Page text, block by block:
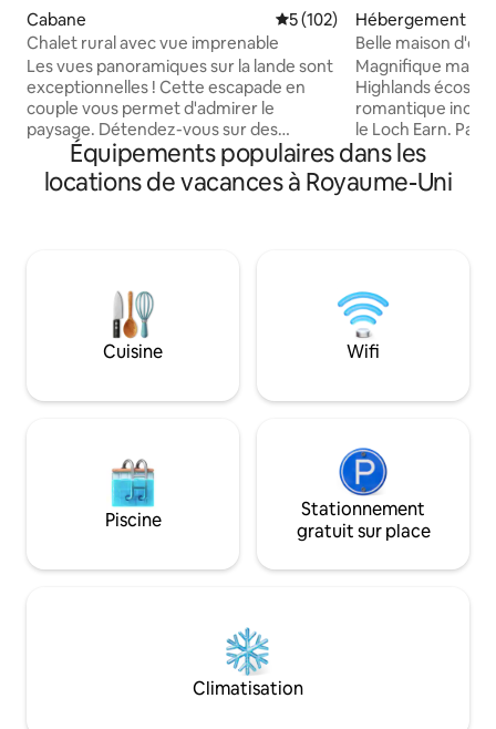
Cabane Évaluation moyenne sur la
5 (102)
Chalet rural avec vue imprenable
Les vues panoramiques sur la lande sont
exceptionnelles ! Cette escapade en
couple vous permet d'admirer le
paysage. Détendez-vous sur des
canapés confortables en regardant par
la fenêtre ou détendez-vous dans le
jacuzzi avec le foyer. Rencontrez nos
primée South Molton à 10 min en voiture
pour les magasins, les plats à emporter
et les restaurants. Zone d'observation
des étoiles sous un ciel nocturne.
et d'autres animaux sauvages.
Hébergement
Belle maison
magnifique
Magnifique
Highlands
romantique
le Loch Earn. Parfait pour de longues
vacances ou une
ou entre amis,
ou même une lune
d'Édimbourg. Agréable toute l'année :
en été, soleil et
hiver,
coin du feu de bois. Des
Équipements populaires dans les
locations de vacances à Royaume-Uni
Cuisine Wifi
Piscine
Stationnement
gratuit sur place
Climatisation